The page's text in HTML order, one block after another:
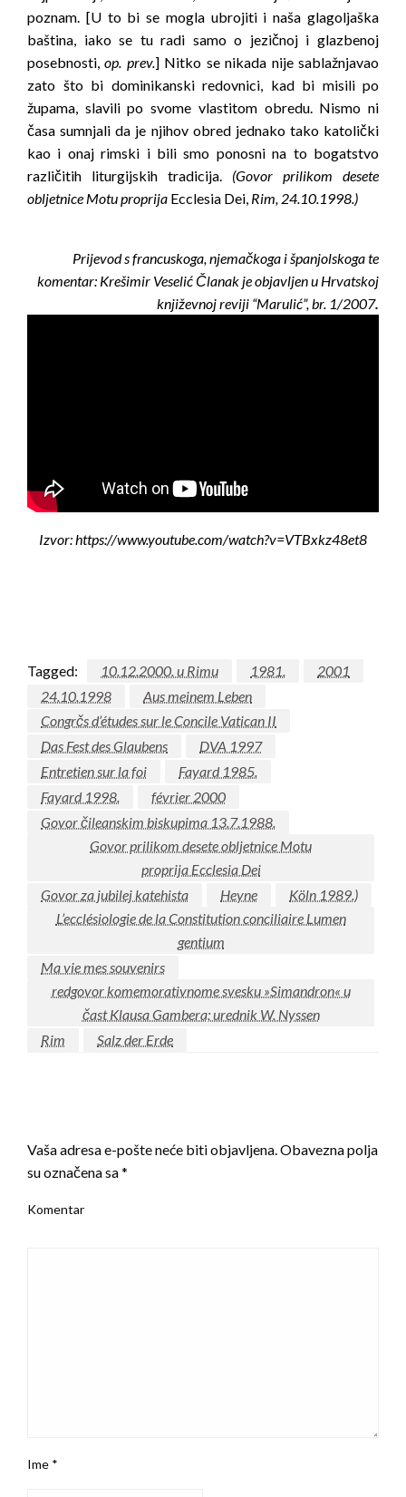
poznam. [U to bi se mogla ubrojiti i naša glagoljaška
baština, iako se tu radi samo o jezičnoj i glazbenoj
posebnosti,op. prev.] Nitko se nikada nije sablažnjavao
zato što bi dominikanski redovnici, kad bi misili po
župama, slavili po svome vlastitom obredu. Nismo ni
časa sumnjali da je njihov obred jednako tako katolički
kao i onaj rimski i bili smo ponosni na to bogatstvo
različitih liturgijskih tradicija. (Govor prilikom desete
obljetnice Motu proprija Ecclesia Dei, Rim, 24.10.1998.)
Prijevod s francuskoga, njemačkoga i španjolskoga te
komentar: Krešimir Veselić Članak je objavljen u Hrvatskoj
književnoj reviji “Marulić”, br. 1/2007.
Izvor: https://www.youtube.com/watch?v=VTBxkz48et8
Tagged: 10.12.2000. u Rimu 1981.
2001
24.10.1998
Aus meinem Leben
Congrčs d’études sur le Concile Vatican II
Das Fest des Glaubens
DVA 1997
Entretien sur la foi
Fayard 1985.
Fayard 1998.
février 2000
Govor čileanskim biskupima 13.7.1988.
Govor prilikom desete obljetnice Motu
proprija Ecclesia Dei
Govor za jubilej katehista
Heyne
Köln 1989.)
L’ecclésiologie de la Constitution conciliaire Lumen
gentium
Ma vie mes souvenirs
redgovor komemorativnome svesku »Simandron« u
čast Klausa Gambera; urednik W. Nyssen
Rim
Salz der Erde
Vaša adresa e-pošte neće biti objavljena.Obavezna polja
su označena sa*
Komentar
Ime *